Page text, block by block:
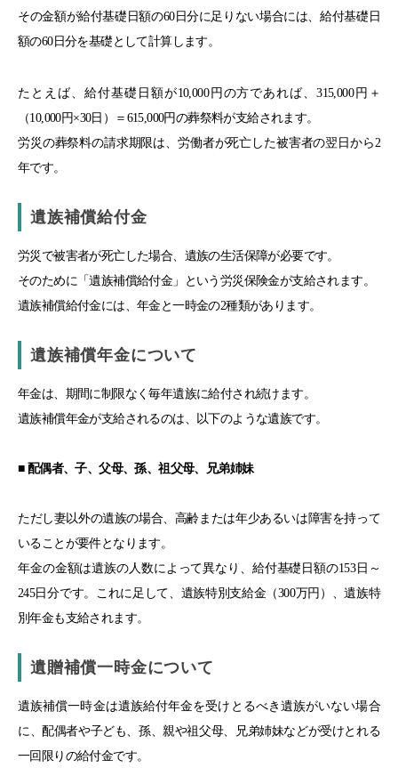
その金額が給付基礎日額の60日分に足りない場合には、給付基礎日
額の60日分を基礎として計算します。
たとえば、給付基礎日額が10,000円の方であれば、315,000円＋
（10,000円×30日）＝615,000円の葬祭料が支給されます。
労災の葬祭料の請求期限は、労働者が死亡した被害者の翌日から2
年です。
遺族補償給付金
労災で被害者が死亡した場合、遺族の生活保障が必要です。
そのために「遺族補償給付金」という労災保険金が支給されます。
遺族補償給付金には、年金と一時金の2種類があります。
遺族補償年金について
年金は、期間に制限なく毎年遺族に給付され続けます。
遺族補償年金が支給されるのは、以下のような遺族です。
■ 配偶者、子、父母、孫、祖父母、兄弟姉妹
ただし妻以外の遺族の場合、高齢または年少あるいは障害を持って
いることが要件となります。
年金の金額は遺族の人数によって異なり、給付基礎日額の153日～
245日分です。これに足して、遺族特別支給金（300万円）、遺族特
別年金も支給されます。
遺贈補償一時金について
遺族補償一時金は遺族給付年金を受けとるべき遺族がいない場合
に、配偶者や子ども、孫、親や祖父母、兄弟姉妹などが受けとれる
一回限りの給付金です。